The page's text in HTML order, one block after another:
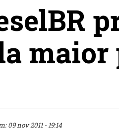
maior
09 nov 2011 - 19:14